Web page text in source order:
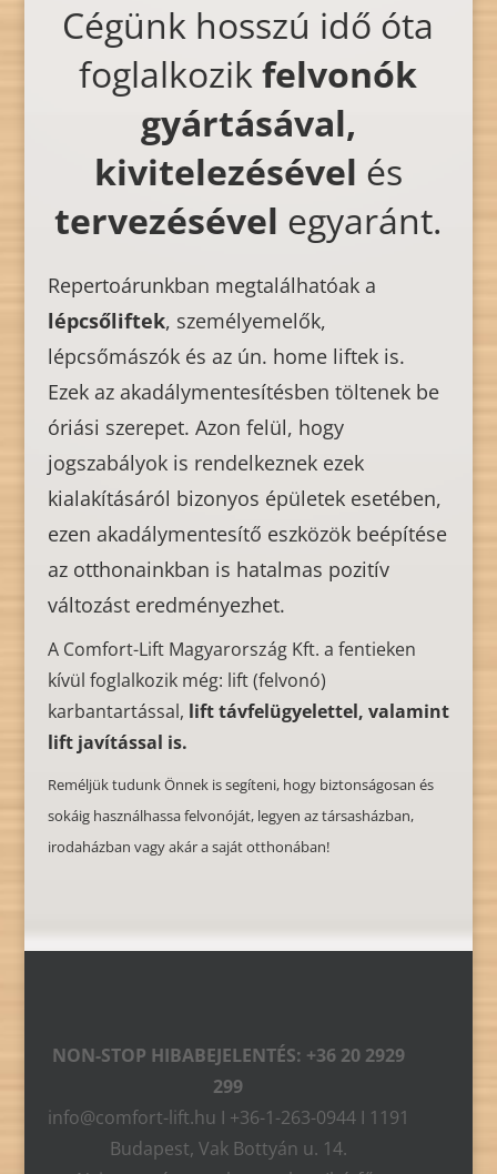
Cégünk hosszú idő óta
foglalkozikfelvonók
gyártásával,
kivitelezésével és
tervezésével egyaránt.
Repertoárunkban megtalálhatóak a
lépcsőliftek, személyemelők,
lépcsőmászók és az ún. home liftek is.
Ezek az akadálymentesítésben töltenek be
óriási szerepet. Azon felül, hogy
jogszabályok is rendelkeznek ezek
kialakításáról bizonyos épületek esetében,
ezen akadálymentesítő eszközök beépítése
az otthonainkban is hatalmas pozitív
változást eredményezhet.
A Comfort-Lift Magyarország Kft. a fentieken
kívül foglalkozik még: lift (felvonó)
karbantartással, lift távfelügyelettel, valamint
lift javítással is.
Reméljük tudunk Önnek is segíteni, hogy biztonságosan és
sokáig használhassa felvonóját, legyen az társasházban,
irodaházban vagy akár a saját otthonában!
NON-STOP HIBABEJELENTÉS: +36 20 2929
299
info@comfort-lift.hu I +36-1-263-0944 I 1191
Budapest, Vak Bottyán u. 14.